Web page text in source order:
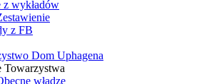
z wykładów
z FB
Dom Uphagena
Towarzystwa
władze